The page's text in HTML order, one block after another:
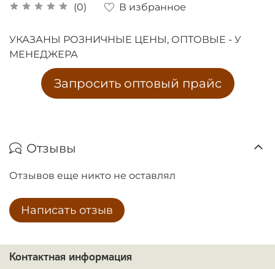
(0) В избранное
УКАЗАНЫ РОЗНИЧНЫЕ ЦЕНЫ, ОПТОВЫЕ - У
МЕНЕДЖЕРА
Запросить оптовый прайс
Отзывы
Отзывов еще никто не оставлял
Написать отзыв
Контактная информация